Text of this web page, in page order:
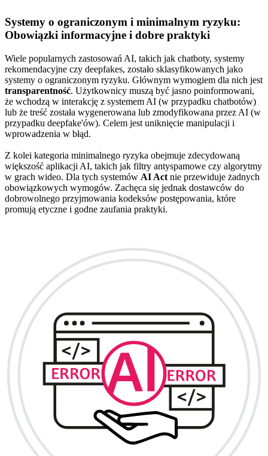
Systemy o ograniczonym i minimalnym ryzyku:
Obowiązki informacyjne i dobre praktyki
Wiele popularnych zastosowań AI, takich jak chatboty, systemy
rekomendacyjne czy deepfakes, zostało sklasyfikowanych jako
systemy o ograniczonym ryzyku. Głównym wymogiem dla nich jest
transparentność. Użytkownicy muszą być jasno poinformowani,
że wchodzą w interakcję z systemem AI (w przypadku chatbotów)
lub że treść została wygenerowana lub zmodyfikowana przez AI (w
przypadku deepfake'ów). Celem jest uniknięcie manipulacji i
wprowadzenia w błąd.
Z kolei kategoria minimalnego ryzyka obejmuje zdecydowaną
większość aplikacji AI, takich jak filtry antyspamowe czy algorytmy
w grach wideo. Dla tych systemów AI Act nie przewiduje żadnych
obowiązkowych wymogów. Zachęca się jednak dostawców do
dobrowolnego przyjmowania kodeksów postępowania, które
promują etyczne i godne zaufania praktyki.